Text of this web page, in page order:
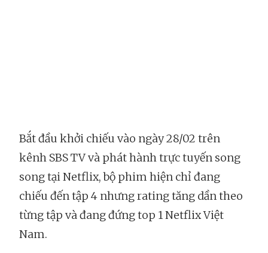
Bắt đầu khởi chiếu vào ngày 28/02 trên
kênh SBS TV và phát hành trực tuyến song
song tại Netflix, bộ phim hiện chỉ đang
chiếu đến tập 4 nhưng rating tăng dần theo
từng tập và đang đứng top 1 Netflix Việt
Nam.